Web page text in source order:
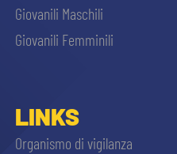
Giovanili Maschili
Giovanili Femminili
LINKS
Organismo di vigilanza